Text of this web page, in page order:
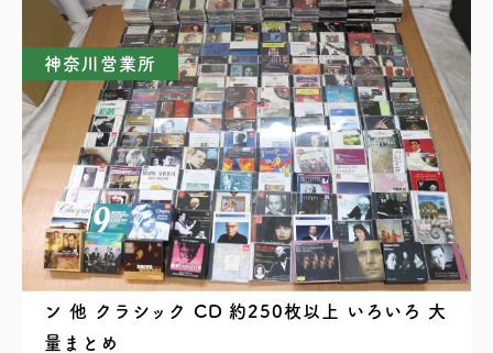
神奈川営業所
ベートーベン ブラームス シューベルト ショパ
ン 他 クラシック CD 約250枚以上 いろいろ 大
量まとめ